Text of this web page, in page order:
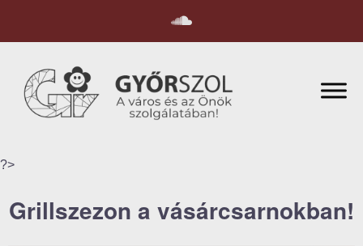
?>
Grillszezon a vásárcsarnokban!